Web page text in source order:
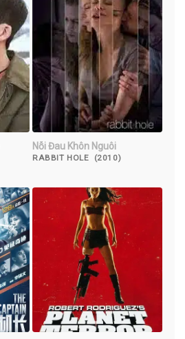
Nỗi Đau Khôn Nguôi
RABBIT HOLE (2010)